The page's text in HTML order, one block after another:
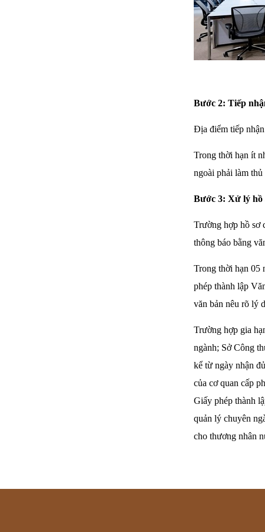
Bước 2: Tiếp
Địa điểm tiếp
Trong thời hạn ít
ngoài phải làm thủ
Bước 3: Xử lý hồ
Trường hợp hồ sơ
thông báo bằng
Trong thời hạn 05
phép thành lập
văn bản nêu rõ lý
Trường hợp gia
ngành; Sở Công
kể từ ngày nhận
của cơ quan cấp
Giấy phép thành
quản lý chuyên
cho thương nhân